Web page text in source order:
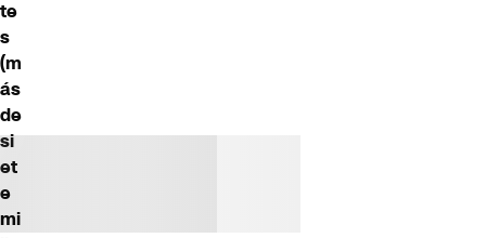
te
s
(m
ás
de
si
et
e
mi